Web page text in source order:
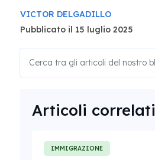
VICTOR DELGADILLO
Pubblicato il 15 luglio 2025
Articoli correlati
IMMIGRAZIONE